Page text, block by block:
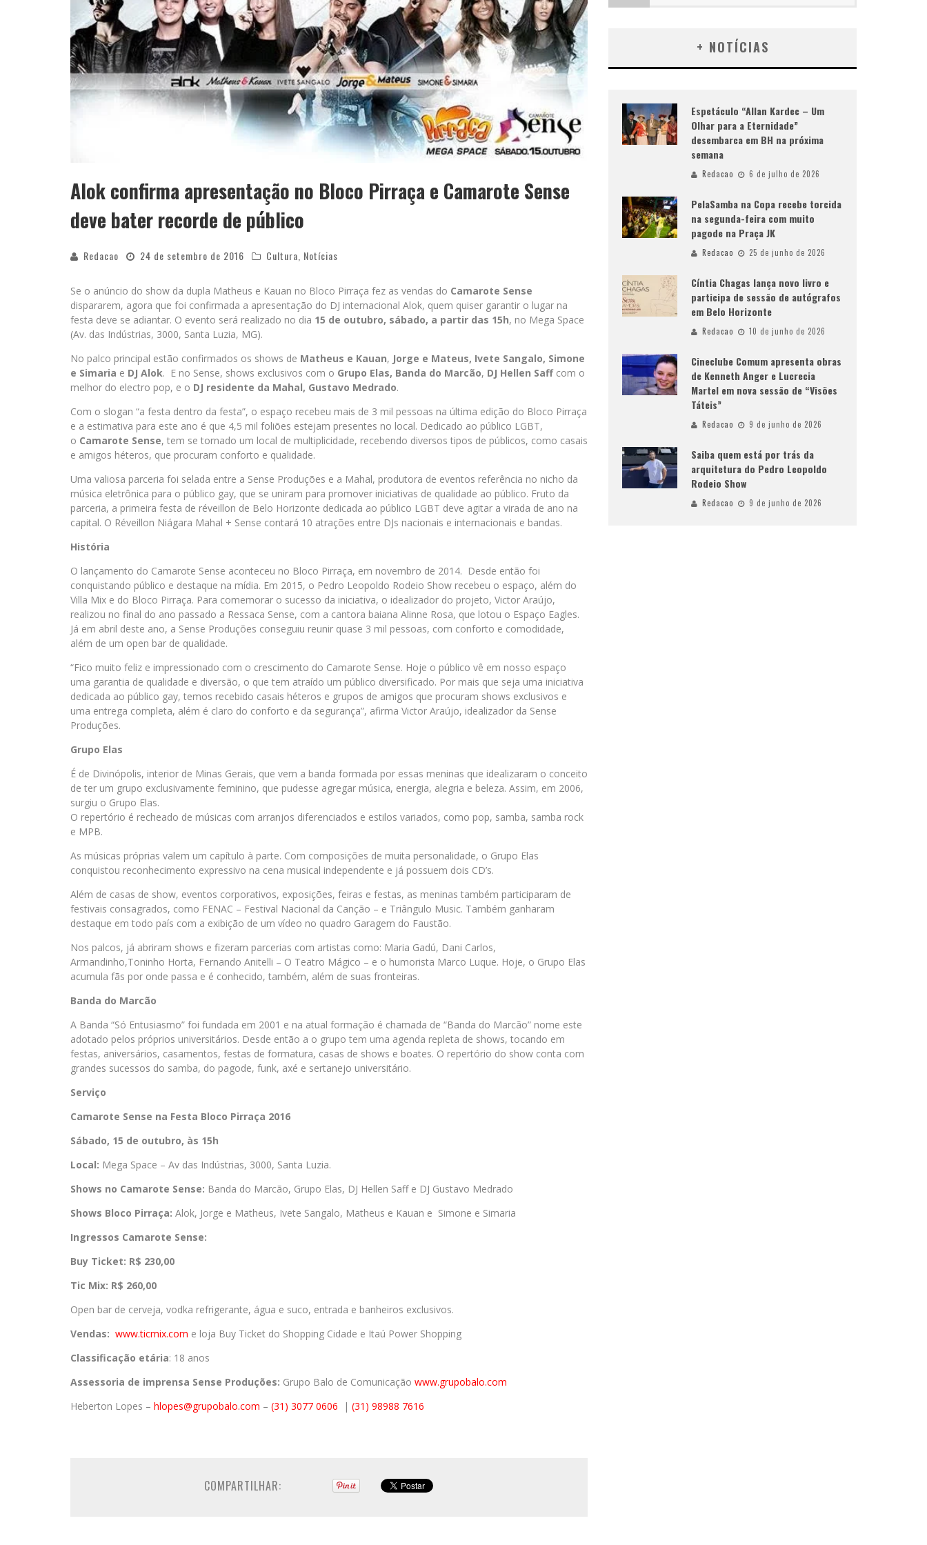
Alok confirma apresentação no Bloco Pirraça e Camarote Sense
deve bater recorde de público
Redacao 24 de setembro de 2016 Cultura Notícias
Se o anúncio do show da dupla Matheus e Kauan no Bloco Pirraça fez as vendas do Camarote Sense
dispararem, agora que foi confirmada a apresentação do DJ internacional Alok, quem quiser garantir o lugar na
festa deve se adiantar. O evento será realizado no dia 15 de outubro, sábado, a partir das 15h, no Mega Space
(Av. das Indústrias, 3000, Santa Luzia, MG).
No palco principal estão confirmados os shows de Matheus e Kauan, Jorge e Mateus, Ivete Sangalo, Simone
e Simaria e DJ Alok. E no Sense, shows exclusivos com o Grupo Elas, Banda do Marcão, DJ Hellen Saff com o
melhor do electro pop, e o DJ residente da Mahal, Gustavo Medrado.
Com o slogan “a festa dentro da festa”, o espaço recebeu mais de 3 mil pessoas na última edição do Bloco Pirraça
e a estimativa para este ano é que 4,5 mil foliões estejam presentes no local. Dedicado ao público LGBT,
o Camarote Sense, tem se tornado um local de multiplicidade, recebendo diversos tipos de públicos, como casais
e amigos héteros, que procuram conforto e qualidade.
Uma valiosa parceria foi selada entre a Sense Produções e a Mahal, produtora de eventos referência no nicho da
música eletrônica para o público gay, que se uniram para promover iniciativas de qualidade ao público. Fruto da
parceria, a primeira festa de réveillon de Belo Horizonte dedicada ao público LGBT deve agitar a virada de ano na
capital. O Réveillon Niágara Mahal + Sense contará 10 atrações entre DJs nacionais e internacionais e bandas.
História
O lançamento do Camarote Sense aconteceu no Bloco Pirraça, em novembro de 2014. Desde então foi
conquistando público e destaque na mídia. Em 2015, o Pedro Leopoldo Rodeio Show recebeu o espaço, além do
Villa Mix e do Bloco Pirraça. Para comemorar o sucesso da iniciativa, o idealizador do projeto, Victor Araújo,
realizou no final do ano passado a Ressaca Sense, com a cantora baiana Alinne Rosa, que lotou o Espaço Eagles.
Já em abril deste ano, a Sense Produções conseguiu reunir quase 3 mil pessoas, com conforto e comodidade,
além de um open bar de qualidade.
“Fico muito feliz e impressionado com o crescimento do Camarote Sense. Hoje o público vê em nosso espaço
uma garantia de qualidade e diversão, o que tem atraído um público diversificado. Por mais que seja uma iniciativa
dedicada ao público gay, temos recebido casais héteros e grupos de amigos que procuram shows exclusivos e
uma entrega completa, além é claro do conforto e da segurança”, afirma Victor Araújo, idealizador da Sense
Produções.
Grupo Elas
É de Divinópolis, interior de Minas Gerais, que vem a banda formada por essas meninas que idealizaram o conceito
de ter um grupo exclusivamente feminino, que pudesse agregar música, energia, alegria e beleza. Assim, em 2006,
surgiu o Grupo Elas.
O repertório é recheado de músicas com arranjos diferenciados e estilos variados, como pop, samba, samba rock
e MPB.
As músicas próprias valem um capítulo à parte. Com composições de muita personalidade, o Grupo Elas
conquistou reconhecimento expressivo na cena musical independente e já possuem dois CD’s.
Além de casas de show, eventos corporativos, exposições, feiras e festas, as meninas também participaram de
festivais consagrados, como FENAC – Festival Nacional da Canção – e Triângulo Music. Também ganharam
destaque em todo país com a exibição de um vídeo no quadro Garagem do Faustão.
Nos palcos, já abriram shows e fizeram parcerias com artistas como: Maria Gadú, Dani Carlos,
Armandinho,Toninho Horta, Fernando Anitelli – O Teatro Mágico – e o humorista Marco Luque. Hoje, o Grupo Elas
acumula fãs por onde passa e é conhecido, também, além de suas fronteiras.
Banda do Marcão
A Banda “Só Entusiasmo” foi fundada em 2001 e na atual formação é chamada de “Banda do Marcão” nome este
adotado pelos próprios universitários. Desde então a o grupo tem uma agenda repleta de shows, tocando em
festas, aniversários, casamentos, festas de formatura, casas de shows e boates. O repertório do show conta com
grandes sucessos do samba, do pagode, funk, axé e sertanejo universitário.
Serviço
Camarote Sense na Festa Bloco Pirraça 2016
Sábado, 15 de outubro, às 15h
Local: Mega Space – Av das Indústrias, 3000, Santa Luzia.
Shows no Camarote Sense: Banda do Marcão, Grupo Elas, DJ Hellen Saff e DJ Gustavo Medrado
Shows Bloco Pirraça: Alok, Jorge e Matheus, Ivete Sangalo, Matheus e Kauan e Simone e Simaria
Ingressos Camarote Sense:
Buy Ticket: R$ 230,00
Tic Mix: R$ 260,00
Open bar de cerveja, vodka refrigerante, água e suco, entrada e banheiros exclusivos.
Vendas: www.ticmix.com e loja Buy Ticket do Shopping Cidade e Itaú Power Shopping
Classificação etária: 18 anos
Assessoria de imprensa Sense Produções: Grupo Balo de Comunicação www.grupobalo.com
Heberton Lopes – hlopes@grupobalo.com – (31) 3077 0606 | (31) 98988 7616
COMPARTILHAR:
+ NOTÍCIAS
Espetáculo “Allan Kardec – Um
Olhar para a Eternidade”
desembarca em BH na próxima
semana
Redacao 6 de julho de 2026
PelaSamba na Copa recebe torcida
na segunda-feira com muito
pagode na Praça JK
Redacao 25 de junho de 2026
Cíntia Chagas lança novo livro e
participa de sessão de autógrafos
em Belo Horizonte
Redacao 10 de junho de 2026
Cineclube Comum apresenta obras
de Kenneth Anger e Lucrecia
Martel em nova sessão de “Visões
Táteis”
Redacao 9 de junho de 2026
Saiba quem está por trás da
arquitetura do Pedro Leopoldo
Rodeio Show
Redacao 9 de junho de 2026